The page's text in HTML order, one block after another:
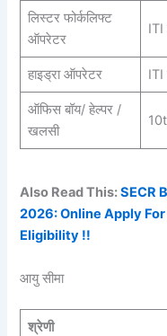
लिस्टर फोर्कलिफ्ट
ऑपरेटर
ITI
हाइड्रा ऑपरेटर ITI
ऑफिस बॉय/ हेल्पर /
खलसी
Also Read This:SECR
2026: Online Apply For
Eligibility !!
आयु सीमा
श्रेणी